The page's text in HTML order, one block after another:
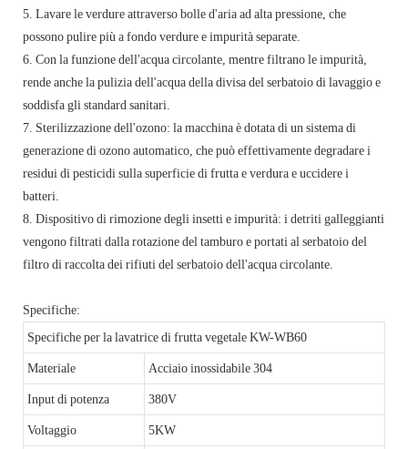
5. Lavare le verdure attraverso bolle d'aria ad alta pressione, che
possono pulire più a fondo verdure e impurità separate.
6. Con la funzione dell'acqua circolante, mentre filtrano le impurità,
rende anche la pulizia dell'acqua della divisa del serbatoio di lavaggio e
soddisfa gli standard sanitari.
7. Sterilizzazione dell'ozono: la macchina è dotata di un sistema di
generazione di ozono automatico, che può effettivamente degradare i
residui di pesticidi sulla superficie di frutta e verdura e uccidere i
batteri.
8. Dispositivo di rimozione degli insetti e impurità: i detriti galleggianti
vengono filtrati dalla rotazione del tamburo e portati al serbatoio del
filtro di raccolta dei rifiuti del serbatoio dell'acqua circolante.
Specifiche:
Specifiche per la lavatrice di frutta vegetale KW-WB60
Materiale Acciaio inossidabile 304
Input di potenza 380V
Voltaggio 5KW